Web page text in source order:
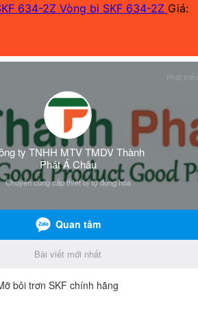
Vòng bi SKF 634-2Z Giá: